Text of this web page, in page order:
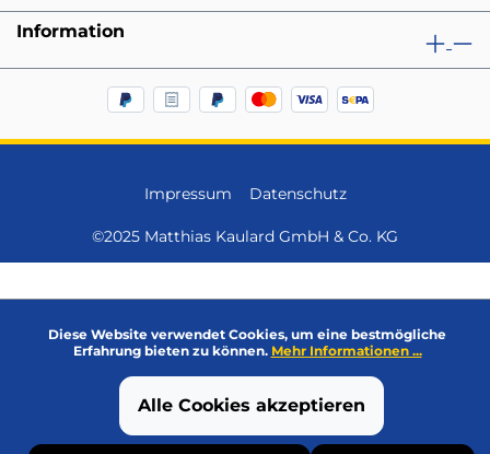
Information
Impressum Datenschutz
©2025 Matthias Kaulard GmbH & Co. KG
Diese Website verwendet Cookies, um eine bestmögliche
Erfahrung bieten zu können. Mehr Informationen ...
Alle Cookies akzeptieren